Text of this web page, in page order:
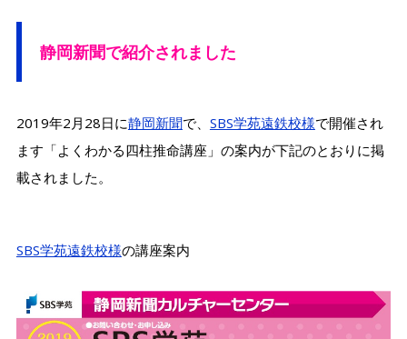
静岡新聞で紹介されました
2019年2月28日に静岡新聞で、 SBS学苑遠鉄校様で開催され
ます「よくわかる四柱推命講座」の案内が下記のとおりに掲
載されました。
SBS学苑遠鉄校様の講座案内